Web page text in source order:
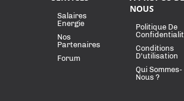
Salaires
Energie
Nos
Partenaires
Forum
NOUS
Politique De
Conditions
D'utilisation
Qui Sommes-
Nous ?